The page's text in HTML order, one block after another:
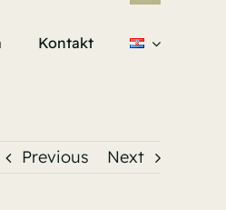
Kontakt
Previous Next